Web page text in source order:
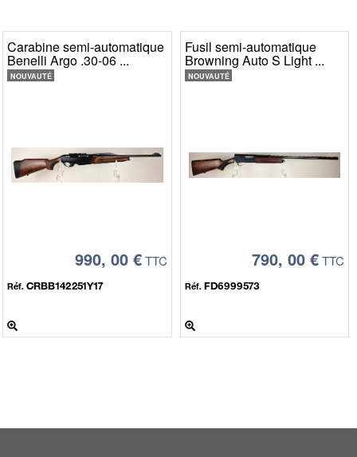
divers
accessoires
pirsch
armes
Cannes de marche
Sièges de battue
Carabine semi-automatique
Benelli Argo .30-06 ...
NOUVAUTÉ
990, 00 €TTC
Réf.CRBB142251Y17
Fusil semi-automatique
Browning Auto S Light ...
NOUVAUTÉ
790, 00 €TTC
Réf. FD6999573